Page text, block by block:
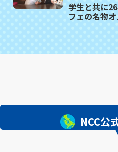
学生と共に
フェの名物
NCC公